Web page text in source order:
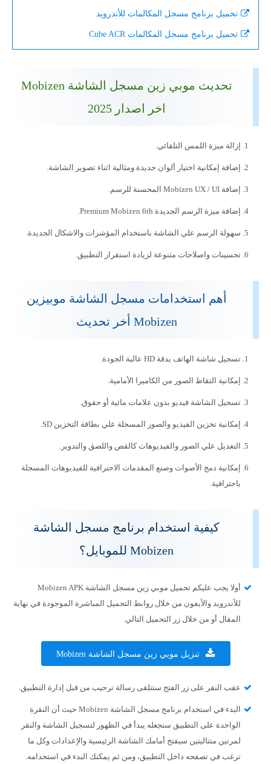
تحميل برنامج مسجل المكالمات للأندرويد
تحميل برنامج مسجل المكالمات Cube ACR
تحديث موبي زين مسجل الشاشة Mobizen
اخر اصدار 2025
إزالة ميزة اللمس التلقائي.
إضافة إمكانية اختيار ألوان جديدة ومثالية اثناء تصوير الشاشة.
إضافة Mobizen UX / UI المحسنة للرسم.
إضافة ميزة الرسم الجديدة Premium Mobizen 6th.
سهولة الرسم علي الشاشة باستخدام المؤشرات والاشكال الجديدة.
تحسينات واصلاحات متنوعة لزيادة استقرار التطبيق.
أهم استخدامات مسجل الشاشة موبيزين
Mobizen أخر تحديث
تسجيل شاشة الهاتف بدقة HD عالية الجودة.
إمكانية التقاط الصور من الكاميرا الأمامية.
تسجيل الشاشة فيديو بدون علامات مائية أو حقوق.
إمكانية تخزين الفيديو والصور المسجلة علي بطاقة التخزين SD.
التعديل علي الصور والفيديوهات كالقص واللصق والتدوير.
إمكانية دمج الأصوات وصنع المقدمات الاحترافية للفيديوهات المسجلة
باحترافية.
كيفية استخدام برنامج مسجل الشاشة
Mobizen للموبايل؟
أولا يجب عليكم تحميل موبي زين مسجل الشاشة Mobizen APK
للأندرويد والأيفون من خلال روابط التحميل المباشرة الموجودة في نهاية
المقال أو من خلال زر التحميل التالي.
تنزيل موبي زين مسجل الشاشة Mobizen
عقب النقر على زر الفتح ستتلقى رسالة ترحيب من قبل إدارة التطبيق.
البدء في استخدام برنامج مسجل الشاشة Mobizen حيث أن النقرة
الواحدة على التطبيق ستجعله يبدأ في الظهور لتسجيل الشاشة والنقر
لمرتين متتاليتين سيفتح أمامك الشاشة الرئيسية والإعدادات وكل ما
ترغب في تصفحه داخل التطبيق، ومن ثم يمكنك البدء في استخدامه.